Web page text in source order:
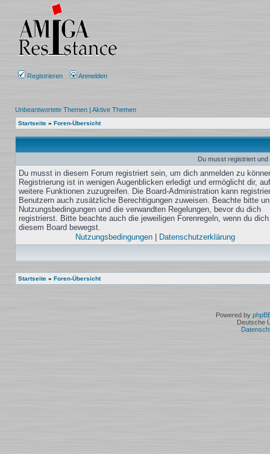
Registrieren Anmelden
Unbeantwortete Themen | Aktive Themen
Startseite » Foren-Übersicht
Du musst registriert
Du musst in diesem Forum registriert sein, um dich anmelden zu
Registrierung ist in wenigen Augenblicken erledigt und ermöglicht dir, auf
weitere Funktionen zuzugreifen. Die Board-Administration kann
Benutzern auch zusätzliche Berechtigungen zuweisen. Beachte bitte
Nutzungsbedingungen und die verwandten Regelungen, bevor du dich
registrierst. Bitte beachte auch die jeweiligen Forenregeln, wenn du
diesem Board bewegst.
Nutzungsbedingungen
Datenschutzerklärung
Startseite » Foren-Übersicht
Powered by
Deutsche